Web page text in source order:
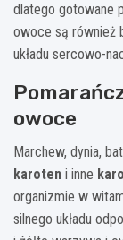
dlatego gotowane
owoce są również
układu sercowo-
owoce
Marchew, dynia,
karoten i inne
organizmie w
silnego układu